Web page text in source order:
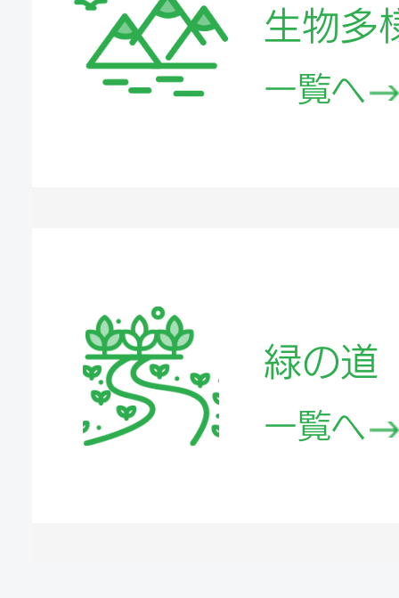
生物多
一覧へ
緑の道
一覧へ